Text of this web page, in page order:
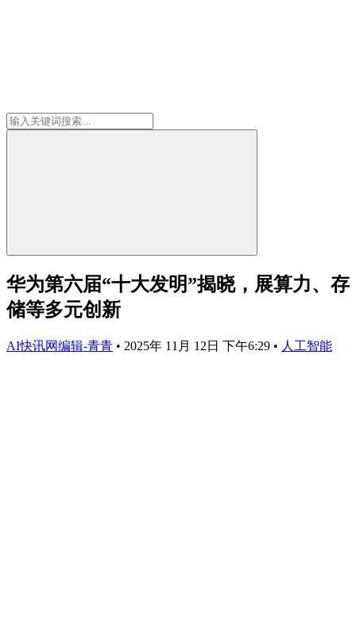
华为第六届“十大发明”揭晓，展算力、存
储等多元创新
AI快讯网编辑-青青 • 2025年 11月 12日 下午6:29 • 人工智能